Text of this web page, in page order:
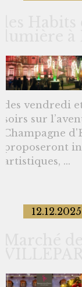
des vendredi
soirs sur
Champagne
proposeront
artistiques, ...
12.12.2025